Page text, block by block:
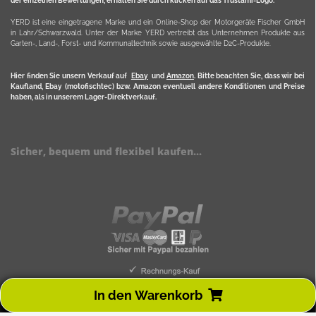
In den Warenkorb
YERD ist eine eingetragene Marke und ein Online-Shop der Motorgeräte Fischer GmbH
in Lahr/Schwarzwald. Unter der Marke YERD vertreibt das Unternehmen Produkte aus
Garten-, Land-, Forst- und Kommunaltechnik sowie ausgewählte D2C-Produkte.
Hier finden Sie unsern Verkauf auf Ebayund Amazon. Bitte beachten Sie, dass wir bei
Kaufland, Ebay (motofischtec) bzw. Amazon eventuell andere Konditionen und Preise
haben, als in unserem Lager-Direktverkauf.
Sicher, bequem und flexibel kaufen...